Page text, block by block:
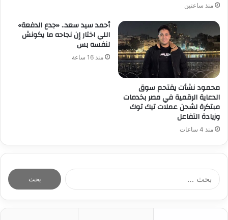
منذ ساعتين
محمود نشأت يقتحم سوق
الدعاية الرقمية في مصر بخدمات
مبتكرة لشحن عملات تيك توك
وزيادة التفاعل
منذ 4 ساعات
أحمد سيد سعد.. «جدع الدفعة»
اللي اختار إن نجاحه ما يكونش
لنفسه بس
منذ 16 ساعة